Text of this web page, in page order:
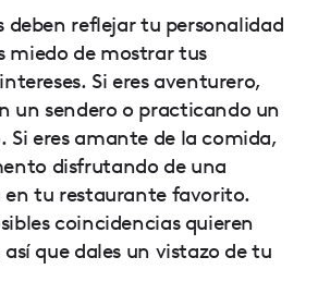
deben reflejar tu personalidad
miedo de mostrar tus
Si eres aventurero,
un sendero o practicando un
Si eres amante de la comida,
disfrutando de una
en tu restaurante favorito.
coincidencias quieren
así que dales un vistazo de tu